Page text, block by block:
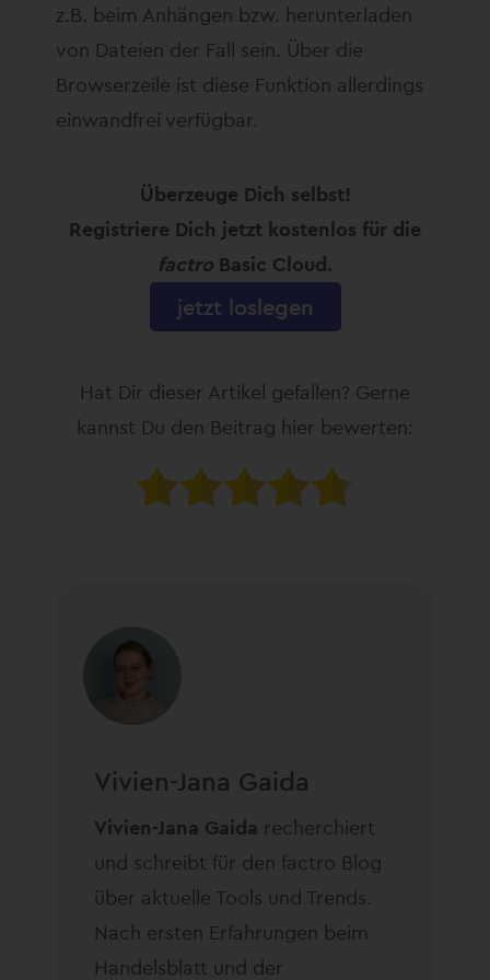
z.B. beim Anhängen bzw. herunterladen
von Dateien der Fall sein. Über die
Browserzeile ist diese Funktion allerdings
einwandfrei verfügbar.
Überzeuge Dich selbst!
Registriere Dich jetzt kostenlos für die
factro Basic Cloud.
jetzt loslegen
Hat Dir dieser Artikel gefallen? Gerne
kannst Du den Beitrag hier bewerten:
Vivien-Jana Gaida
Vivien-Jana Gaida recherchiert
und schreibt für den factro Blog
über aktuelle Tools und Trends.
Nach ersten Erfahrungen beim
Handelsblatt und der